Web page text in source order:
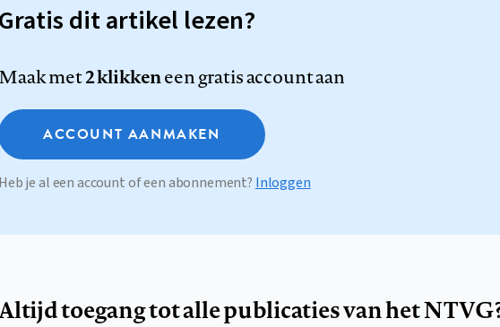
Gratis dit artikel lezen?
Maak met2 klikkeneen gratis account aan
ACCOUNT AANMAKEN
Heb je al een account of een abonnement? Inloggen
toegang tot alle publicaties van het